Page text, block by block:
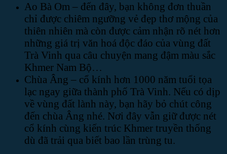
Ao Bà Om – đến đây, bạn không đơn thuần
chỉ được chiêm ngưỡng vẻ đẹp thơ mộng của
thiên nhiên mà còn được cảm nhận rõ nét hơn
những giá trị văn hoá độc đáo của vùng đất
Trà Vinh qua câu chuyện mang đậm màu sắc
Khmer Nam Bộ…
Chùa Âng – cổ kính hơn 1000 năm tuổi tọa
lạc ngay giữa thành phố Trà Vinh. Nếu có dịp
về vùng đất lành này, bạn hãy bỏ chút công
đến chùa Âng nhé. Nơi đây vẫn giữ được nét
cổ kính cùng kiến trúc Khmer truyền thống
dù đã trải qua biết bao lần trùng tu.